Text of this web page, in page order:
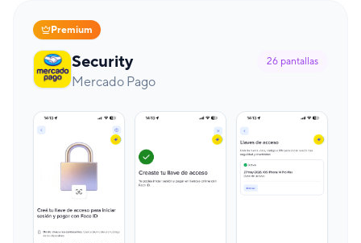
Premium
Security
Mercado Pago
26 pantallas